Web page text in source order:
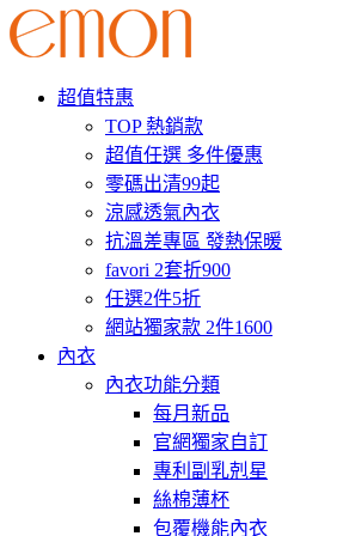
超值特惠
TOP 熱銷款
超值任選 多件優惠
零碼出清99起
涼感透氣內衣
抗溫差專區 發熱保暖
favori 2套折900
任選2件5折
網站獨家款 2件1600
內衣
內衣功能分類
每月新品
官網獨家自訂
專利副乳剋星
絲棉薄杯
包覆機能內衣